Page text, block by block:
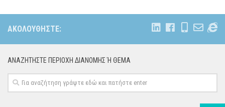
ΑΚΟΛΟΥΘΉΣΤΕ:
ΑΝΑΖΗΤΉΣΤΕ ΠΕΡΙΟΧΉ ΔΙΑΝΟΜΗΣ Ή ΘΕΜΑ